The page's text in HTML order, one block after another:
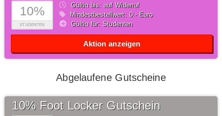
10%
STUDENTEN
Gültig bis: auf Widerruf
Mindestbestellwert: 0,- Euro
Gültig für: Studenten
Aktion anzeigen
Abgelaufene Gutscheine
10% Foot Locker Gutschein